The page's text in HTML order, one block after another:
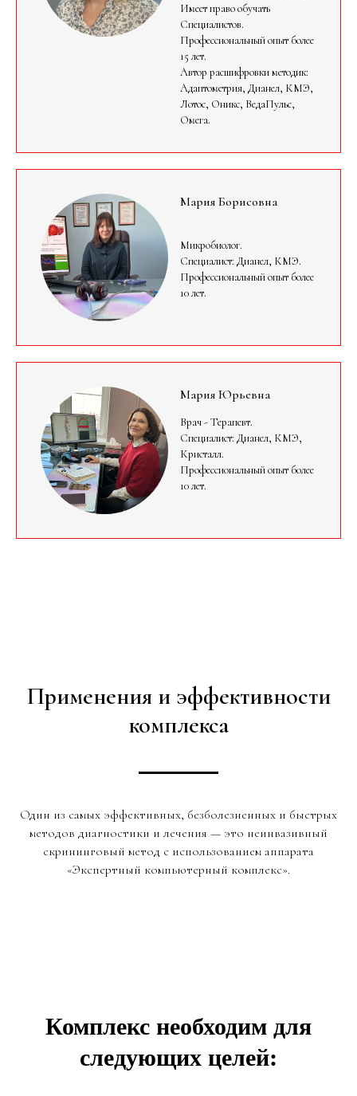
Имеет право обучать
Специалистов.
Профессиональный опыт более
15 лет.
Автор расшифровки методик:
Адаптометрия, Дианел, КМЭ,
Лотос, Оникс, ВедаПульс,
Омега.
Мария Борисовна
Микробиолог.
Специалист: Дианел, КМЭ.
Профессиональный опыт более
10 лет.
Мария Юрьевна
Врач - Терапевт.
Специалист: Дианел, КМЭ,
Кристалл.
Профессиональный опыт более
10 лет.
Применения и эффективности
комплекса
Один из самых эффективных, безболезненных и быстрых
методов диагностики и лечения — это неинвазивный
скрининговый метод с использованием аппарата
«Экспертный компьютерный комплекс».
Комплекс необходим для
следующих целей: